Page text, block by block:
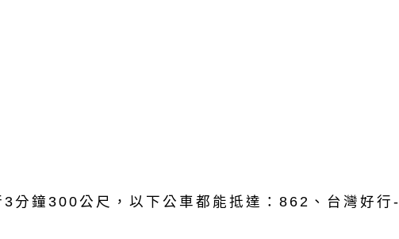
3分鐘300公尺，以下公車都能抵達：862、台灣好行-